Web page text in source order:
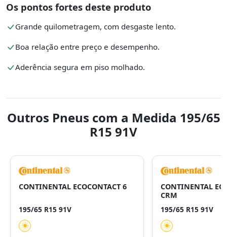
Os pontos fortes deste produto
Grande quilometragem, com desgaste lento.
Boa relação entre preço e desempenho.
Aderência segura em piso molhado.
Outros Pneus com a Medida 195/65
R15 91V
CONTINENTAL ECOCONTACT 6
195/65 R15 91V
CONTINENTAL
CRM
195/65 R15 91V